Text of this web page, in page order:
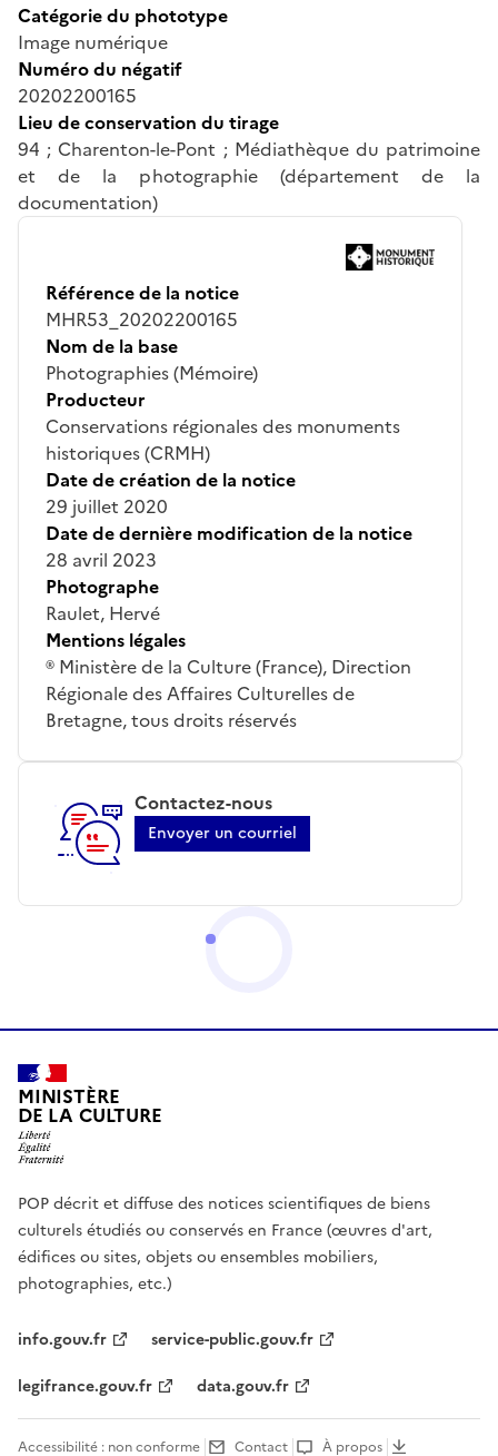
Catégorie du phototype
Image numérique
Numéro du négatif
20202200165
Lieu de conservation du tirage
94 ; Charenton-le-Pont ; Médiathèque du patrimoine
et de la photographie (département de la
documentation)
Référence de la notice
MHR53_20202200165
Nom de la base
Photographies (Mémoire)
Producteur
Conservations régionales des monuments
historiques (CRMH)
Date de création de la notice
29 juillet 2020
Date de dernière modification de la notice
28 avril 2023
Photographe
Raulet, Hervé
Mentions légales
® Ministère de la Culture (France), Direction
Régionale des Affaires Culturelles de
Bretagne, tous droits réservés
Contactez-nous
Envoyer un courriel
MINISTÈRE
DE LA CULTURE
POP décrit et diffuse des notices scientifiques de biens
culturels étudiés ou conservés en France (œuvres d'art,
édifices ou sites, objets ou ensembles mobiliers,
photographies, etc.)
info.gouv.fr
service-public.gouv.fr
legifrance.gouv.fr
data.gouv.fr
Accessibilité : non conforme Contact À propos